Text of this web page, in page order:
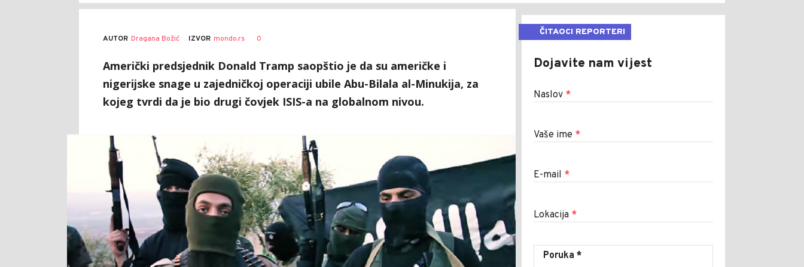
AUTOR Dragana Božić IZVOR mondo.rs 0
Američki predsjednik Donald Tramp saopštio je da su američke i
nigerijske snage u zajedničkoj operaciji ubile Abu-Bilala al-Minukija, za
kojeg tvrdi da je bio drugi čovjek ISIS-a na globalnom nivou.
ČITAOCI REPORTERI
Dojavite nam vijest
Naslov *
Vaše ime *
E-mail *
Lokacija *